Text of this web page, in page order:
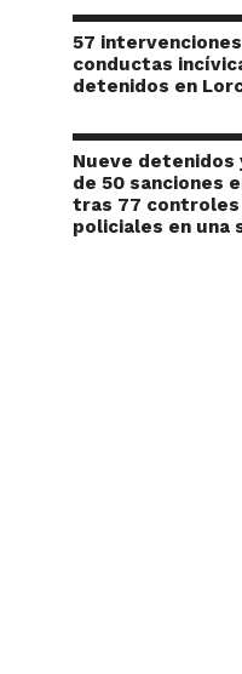
57
conductas
detenidos en
Nueve detenidos
de 50 sanciones
tras 77 controles
policiales en una